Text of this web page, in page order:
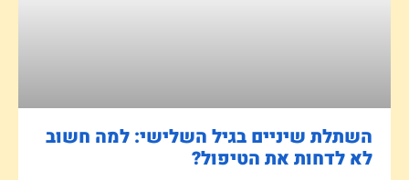
השתלת שיניים בגיל השלישי: למה חשוב
לא לדחות את הטיפול?